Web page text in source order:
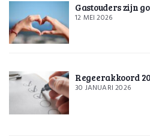
Gastouders zijn
12 MEI 2026
Regeerakkoord
30 JANUARI 2026